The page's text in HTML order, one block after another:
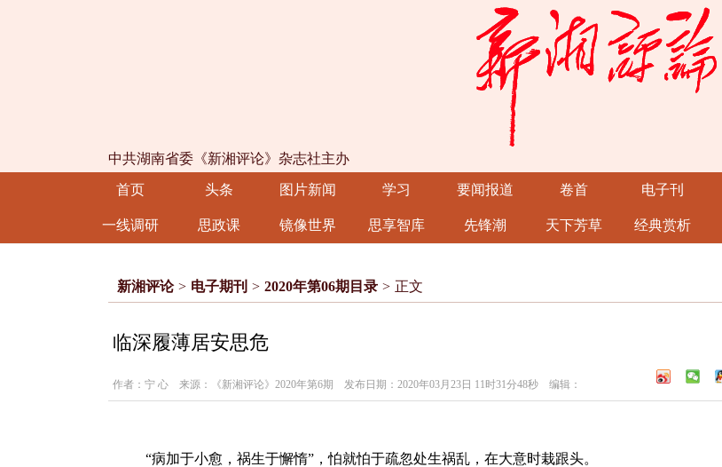
中共湖南省委《新湘评论》杂志社主办
首页 头条 图片新闻 学习 要闻报道 卷首 电子刊
一线调研 思政课 镜像世界 思享智库 先锋潮 天下芳草 经典赏析
新湘评论 > 电子期刊 > 2020年第06期目录 > 正文
临深履薄居安思危
作者：宁 心 来源：《新湘评论》2020年第6期 发布日期：2020年03月23日 11时31分48秒 编辑：
“病加于小愈，祸生于懈惰”，怕就怕于疏忽处生祸乱，在大意时栽跟头。